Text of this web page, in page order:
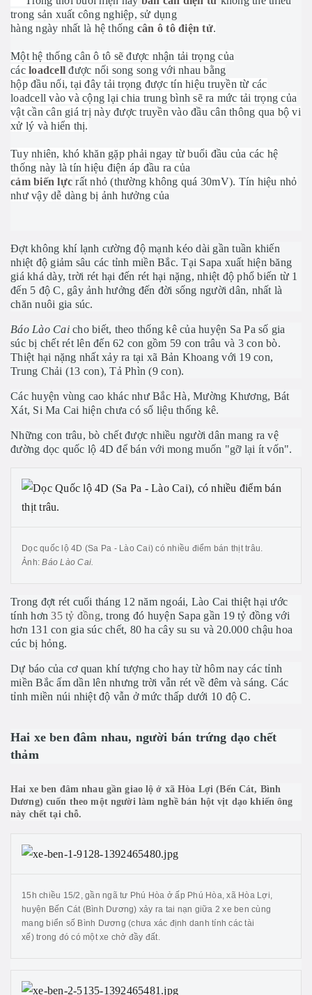
trong sản xuất công nghiệp, sử dụng
hàng ngày nhất là hệ thống cân ô tô điện tử.
Một hệ thống cân ô tô sẽ được nhận tải trọng của
các loadcell được nối song song với nhau bằng
hộp đầu nối, tại đây tải trọng được tín hiệu truyền từ các
loadcell vào và cộng lại chia trung bình sẽ ra mức tải trọng của
vật cần cân giá trị này được truyền vào đầu cân thông qua bộ vi
xử lý và hiển thị.
Tuy nhiên, khó khăn gặp phải ngay từ buổi đầu của các hệ
thống này là tín hiệu điện áp đầu ra của
cảm biến lực rất nhỏ (thường không quá 30mV). Tín hiệu nhỏ
như vậy dễ dàng bị ảnh hưởng của
Đợt không khí lạnh cường độ mạnh kéo dài gần tuần khiến
nhiệt độ giảm sâu các tỉnh miền Bắc. Tại Sapa xuất hiện băng
giá khá dày, trời rét hại đến rét hại nặng, nhiệt độ phổ biến từ 1
đến 5 độ C, gây ảnh hưởng đến đời sống người dân, nhất là
chăn nuôi gia súc.
Báo Lào Caicho biết, theo thống kê của huyện Sa Pa số gia
súc bị chết rét lên đến 62 con gồm 59 con trâu và 3 con bò.
Thiệt hại nặng nhất xảy ra tại xã Bản Khoang với 19 con,
Trung Chải (13 con), Tả Phìn (9 con).
Các huyện vùng cao khác như Bắc Hà, Mường Khương, Bát
Xát, Si Ma Cai hiện chưa có số liệu thống kê.
Những con trâu, bò chết được nhiều người dân mang ra vệ
đường dọc quốc lộ 4D để bán với mong muốn "gỡ lại ít vốn".
Dọc quốc lộ 4D (Sa Pa - Lào Cai) có nhiều điểm bán thịt trâu.
Ảnh:Báo Lào Cai.
Trong đợt rét cuối tháng 12 năm ngoái, Lào Cai thiệt hại ước
tính hơn35 tỷ đồng, trong đó huyện Sapa gần 19 tỷ đồng với
hơn 131 con gia súc chết, 80 ha cây su su và 20.000 chậu hoa
cúc bị hỏng.
Dự báo của cơ quan khí tượng cho hay từ hôm nay các tỉnh
miền Bắc ấm dần lên nhưng trời vẫn rét về đêm và sáng. Các
tỉnh miền núi nhiệt độ vẫn ở mức thấp dưới 10 độ C.
Hai xe ben đâm nhau, người bán trứng dạo chết
thảm
Hai xe ben đâm nhau gần giao lộ ở xã Hòa Lợi (Bến Cát, Bình
Dương) cuốn theo một người làm nghề bán hột vịt dạo khiến ông
này chết tại chỗ.
15h chiều 15/2, gần ngã tư Phú Hòa ở ấp Phú Hòa, xã Hòa Lợi,
huyện Bến Cát (Bình Dương) xảy ra tai nạn giữa 2 xe ben cùng
mang biển số Bình Dương (chưa xác định danh tính các tài
xế) trong đó có một xe chở đầy đất.